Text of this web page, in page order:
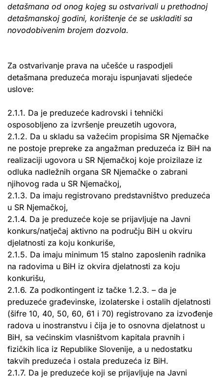
detašmana od onog kojeg su ostvarivali u prethodnoj
detašmanskoj godini, korištenje će se uskladiti sa
novodobivenim brojem dozvola.
Za ostvarivanje prava na učešće u raspodjeli
detašmana preduzeća moraju ispunjavati sljedeće
uslove:
2.1.1. Da je preduzeće kadrovski i tehnički
osposobljeno za izvršenje preuzetih ugovora,
2.1.2. Da u skladu sa važećim propisima SR Njemačke
ne postoje prepreke za angažman preduzeća iz BiH na
realizaciji ugovora u SR Njemačkoj koje proizilaze iz
odluka nadležnih organa SR Njemačke o zabrani
njihovog rada u SR Njemačkoj,
2.1.3. Da imaju registrovano predstavništvo preduzeća
u SR Njemačkoj,
2.1.4. Da je preduzeće koje se prijavljuje na Javni
konkurs/natječaj aktivno na području BiH u okviru
djelatnosti za koju konkuriše,
2.1.5. Da imaju minimum 15 stalno zaposlenih radnika
na radovima u BiH iz okvira djelatnosti za koju
konkurišu,
2.1.6. Za podkontingent iz tačke 1.2.3. – da je
preduzeće građevinske, izolaterske i ostalih djelatnosti
(šifre 10, 40, 50, 60, 61 i 70) registrovano za izvođenje
radova u inostranstvu i čija je to osnovna djelatnost u
BiH, sa većinskim vlasništvom kapitala pravnih i
fizičkih lica iz Republike Slovenije, a u nedostatku
takvih preduzeća i ostala preduzeća iz BiH.
2.1.7. Da je preduzeće koji se prijavljuje na Javni